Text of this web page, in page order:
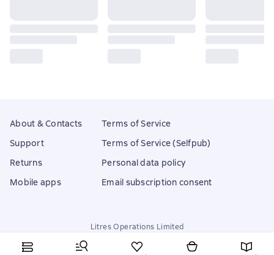
About & Contacts
Support
Returns
Mobile apps
Terms of Service
Terms of Service (Selfpub)
Personal data policy
Email subscription consent
Litres Operations Limited